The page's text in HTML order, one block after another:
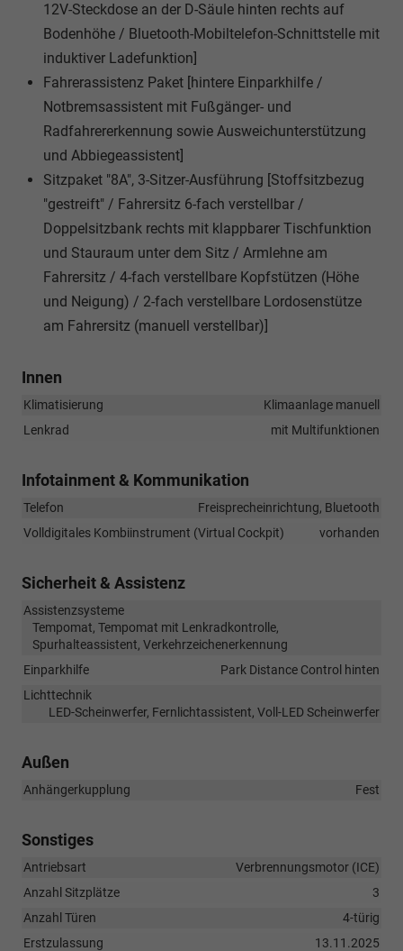
12V-Steckdose an der D-Säule hinten rechts auf
Bodenhöhe / Bluetooth-Mobiltelefon-Schnittstelle mit
induktiver Ladefunktion]
Fahrerassistenz Paket [hintere Einparkhilfe /
Notbremsassistent mit Fußgänger- und
Radfahrererkennung sowie Ausweichunterstützung
und Abbiegeassistent]
Sitzpaket "8A", 3-Sitzer-Ausführung [Stoffsitzbezug
"gestreift" / Fahrersitz 6-fach verstellbar /
Doppelsitzbank rechts mit klappbarer Tischfunktion
und Stauraum unter dem Sitz / Armlehne am
Fahrersitz / 4-fach verstellbare Kopfstützen (Höhe
und Neigung) / 2-fach verstellbare Lordosenstütze
am Fahrersitz (manuell verstellbar)]
Innen
Klimatisierung
Klimaanlage manuell
Lenkrad
mit Multifunktionen
Infotainment & Kommunikation
Telefon
Freisprecheinrichtung, Bluetooth
Volldigitales Kombiinstrument (Virtual Cockpit)
vorhanden
Sicherheit & Assistenz
Assistenzsysteme
Tempomat, Tempomat mit Lenkradkontrolle,
Spurhalteassistent, Verkehrzeichenerkennung
Einparkhilfe
Park Distance Control hinten
Lichttechnik
LED-Scheinwerfer, Fernlichtassistent, Voll-LED Scheinwerfer
Außen
Anhängerkupplung Fest
Sonstiges
Antriebsart
Verbrennungsmotor (ICE)
Anzahl Sitzplätze
3
Anzahl Türen
4-türig
Erstzulassung
13.11.2025